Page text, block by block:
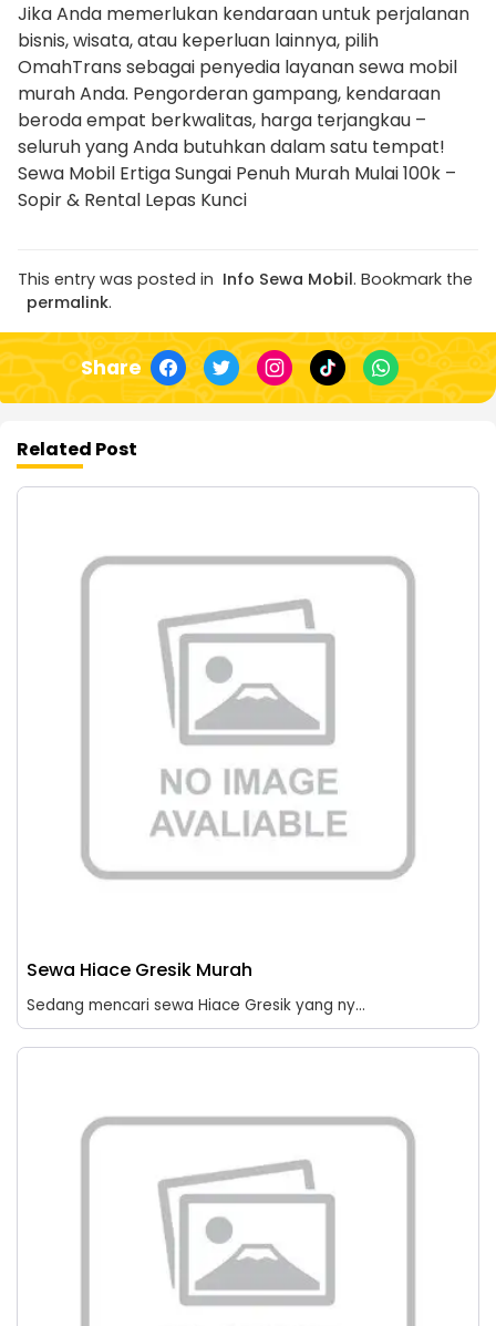
Jika Anda memerlukan kendaraan untuk perjalanan
bisnis, wisata, atau keperluan lainnya, pilih
OmahTrans sebagai penyedia layanan sewa mobil
murah Anda. Pengorderan gampang, kendaraan
beroda empat berkwalitas, harga terjangkau –
seluruh yang Anda butuhkan dalam satu tempat!
Sewa Mobil Ertiga Sungai Penuh Murah Mulai 100k –
Sopir & Rental Lepas Kunci
This entry was posted in Info Sewa Mobil. Bookmark the
permalink.
Share
Related Post
Sewa Hiace Gresik Murah
Sedang mencari sewa Hiace Gresik yang ny...